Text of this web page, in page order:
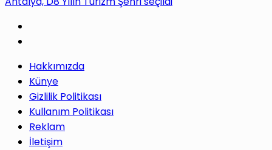
yap
...
Hakkımızda
Künye
Gizlilik Politikası
Kullanım Politikası
Reklam
İletişim